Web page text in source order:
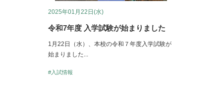
2025年01月22日(水)
令和7年度 入学試験が始まりました
1月22日（水）、本校の令和７年度入学試験が
始まりました...
#入試情報